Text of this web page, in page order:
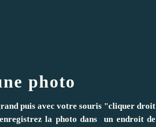
photo
puis avec votre souris "cliquer droit
la photo dans un endroit de